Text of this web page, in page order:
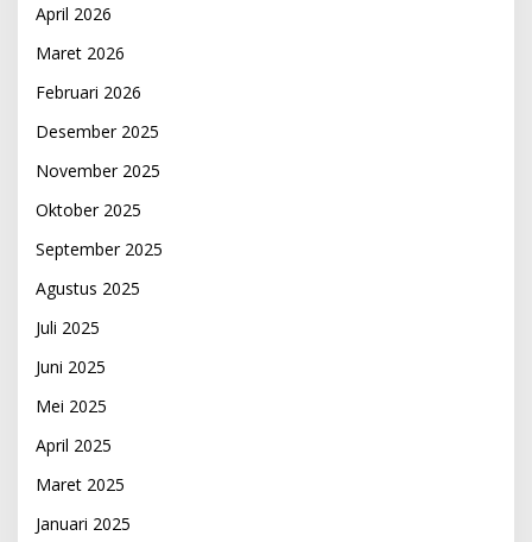
April 2026
Maret 2026
Februari 2026
Desember 2025
November 2025
Oktober 2025
September 2025
Agustus 2025
Juli 2025
Juni 2025
Mei 2025
April 2025
Maret 2025
Januari 2025